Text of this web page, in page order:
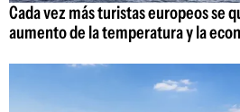
Cada vez más turistas europeos se
aumento de la temperatura y la